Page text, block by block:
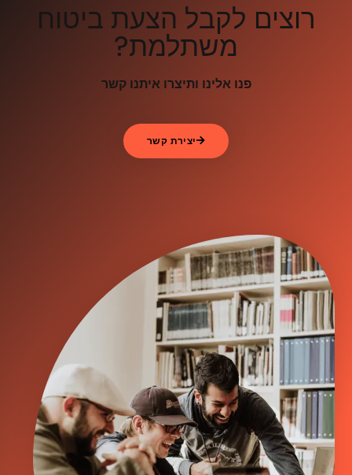
רוצים לקבל הצעת ביטוח
משתלמת?
פנו אלינו ותיצרו איתנו קשר
יצירת קשר